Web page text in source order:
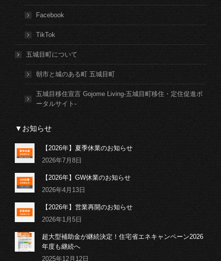
Facebook
TikTok
五城目町について
朝市と城のある町 五城目町
五城目移住宣言 Gojome Living-五城目町移住・定住促進ポ
ータルサイト-
▼お知らせ
【2026年】夏季休業のお知らせ
2026年7月8日
【2026年】GW休業のお知らせ
2026年4月13日
【2026年】営業再開のお知らせ
2026年1月5日
超大型補助金が継続決定！住宅省エネキャンペーン2026
年度も継続へ
2025年12月12日